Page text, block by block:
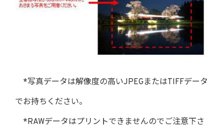
*写真データは解像度の高いJPEGまたはTIFFデータ
でお持ちください。
*RAWデータはプリントできませんのでご注意下さ